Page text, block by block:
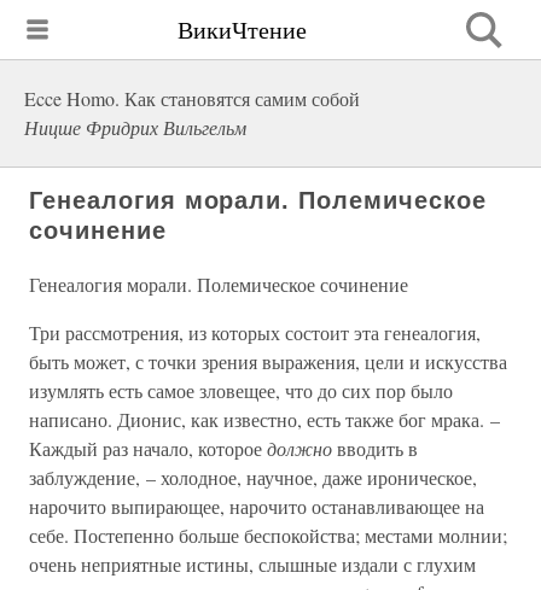
ВикиЧтение
Ecce Homo. Как становятся самим собой
Ницше Фридрих Вильгельм
Генеалогия морали. Полемическое
сочинение
Генеалогия морали. Полемическое сочинение
Три рассмотрения, из которых состоит эта генеалогия,
быть может, с точки зрения выражения, цели и искусства
изумлять есть самое зловещее, что до сих пор было
написано. Дионис, как известно, есть также бог мрака. –
Каждый раз начало, котороедолжновводить в
заблуждение, – холодное, научное, даже ироническое,
нарочито выпирающее, нарочито останавливающее на
себе. Постепенно больше беспокойства; местами молнии;
очень неприятные истины, слышные издали с глухим